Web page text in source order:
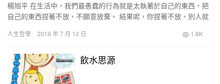
楊旭平 在生活中，我們最愚蠢的行為就是太執著於自己的東西，把
自己的東西捏著不放，不願意放棄。 結果呢，你捏著不放，別人就
白…
人生哲學 2019 年 7 月 12 日 1.8K
飲水思源